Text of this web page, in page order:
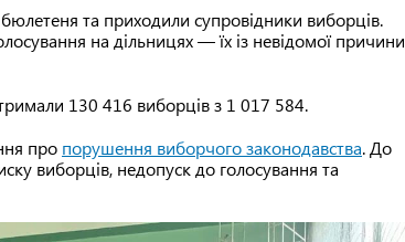
та приходили супровідники виборців.
на дільницях — їх із невідомої причини
130 416 виборців з 1 017 584.
про порушення виборчого законодавства. До
виборців, недопуск до голосування та